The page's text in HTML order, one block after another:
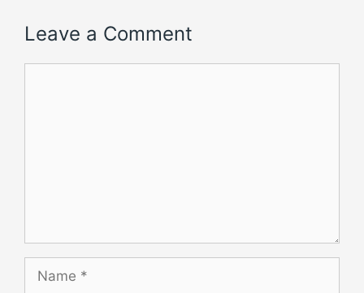
Leave a Comment
Name